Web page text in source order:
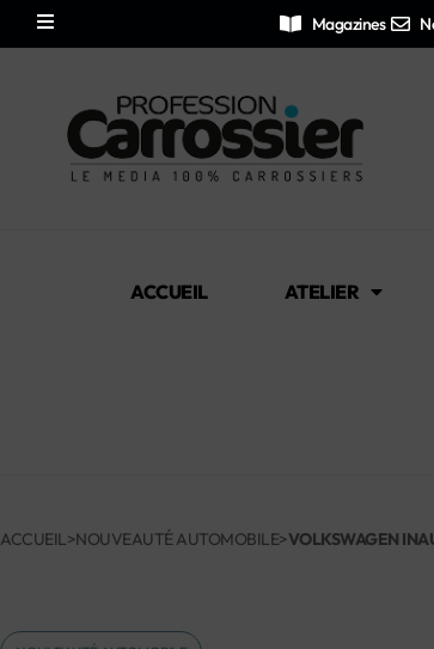
Magazines
ACCUEIL ATELIER
ACCUEIL >NOUVEAUTÉ AUTOMOBILE>VOLKSWAGEN